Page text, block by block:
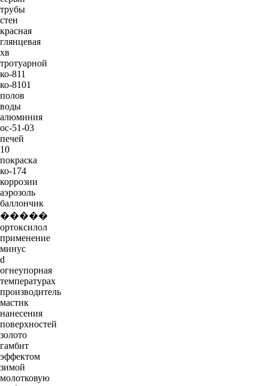
трубы
стен
красная
глянцевая
хв
тротуарной
ко-811
ко-8101
полов
воды
алюминия
ос-51-03
печей
10
покраска
ко-174
коррозии
аэрозоль
баллончик
�����
ортоксилол
применение
минус
d
огнеупорная
температурах
производитель
мастик
нанесения
поверхностей
золото
гамбит
эффектом
зимой
молотковую